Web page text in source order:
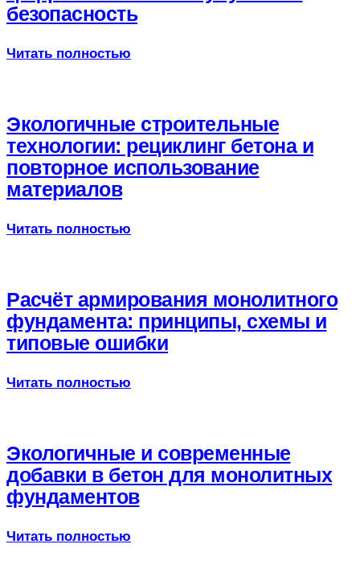
безопасность
Читать полностью
Экологичные строительные
технологии: рециклинг бетона и
повторное использование
материалов
Читать полностью
Расчёт армирования монолитного
фундамента: принципы, схемы и
типовые ошибки
Читать полностью
Экологичные и современные
добавки в бетон для монолитных
фундаментов
Читать полностью